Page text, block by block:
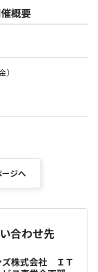
概要
ジへ
合わせ先
ズ株式会社 ＩＴ